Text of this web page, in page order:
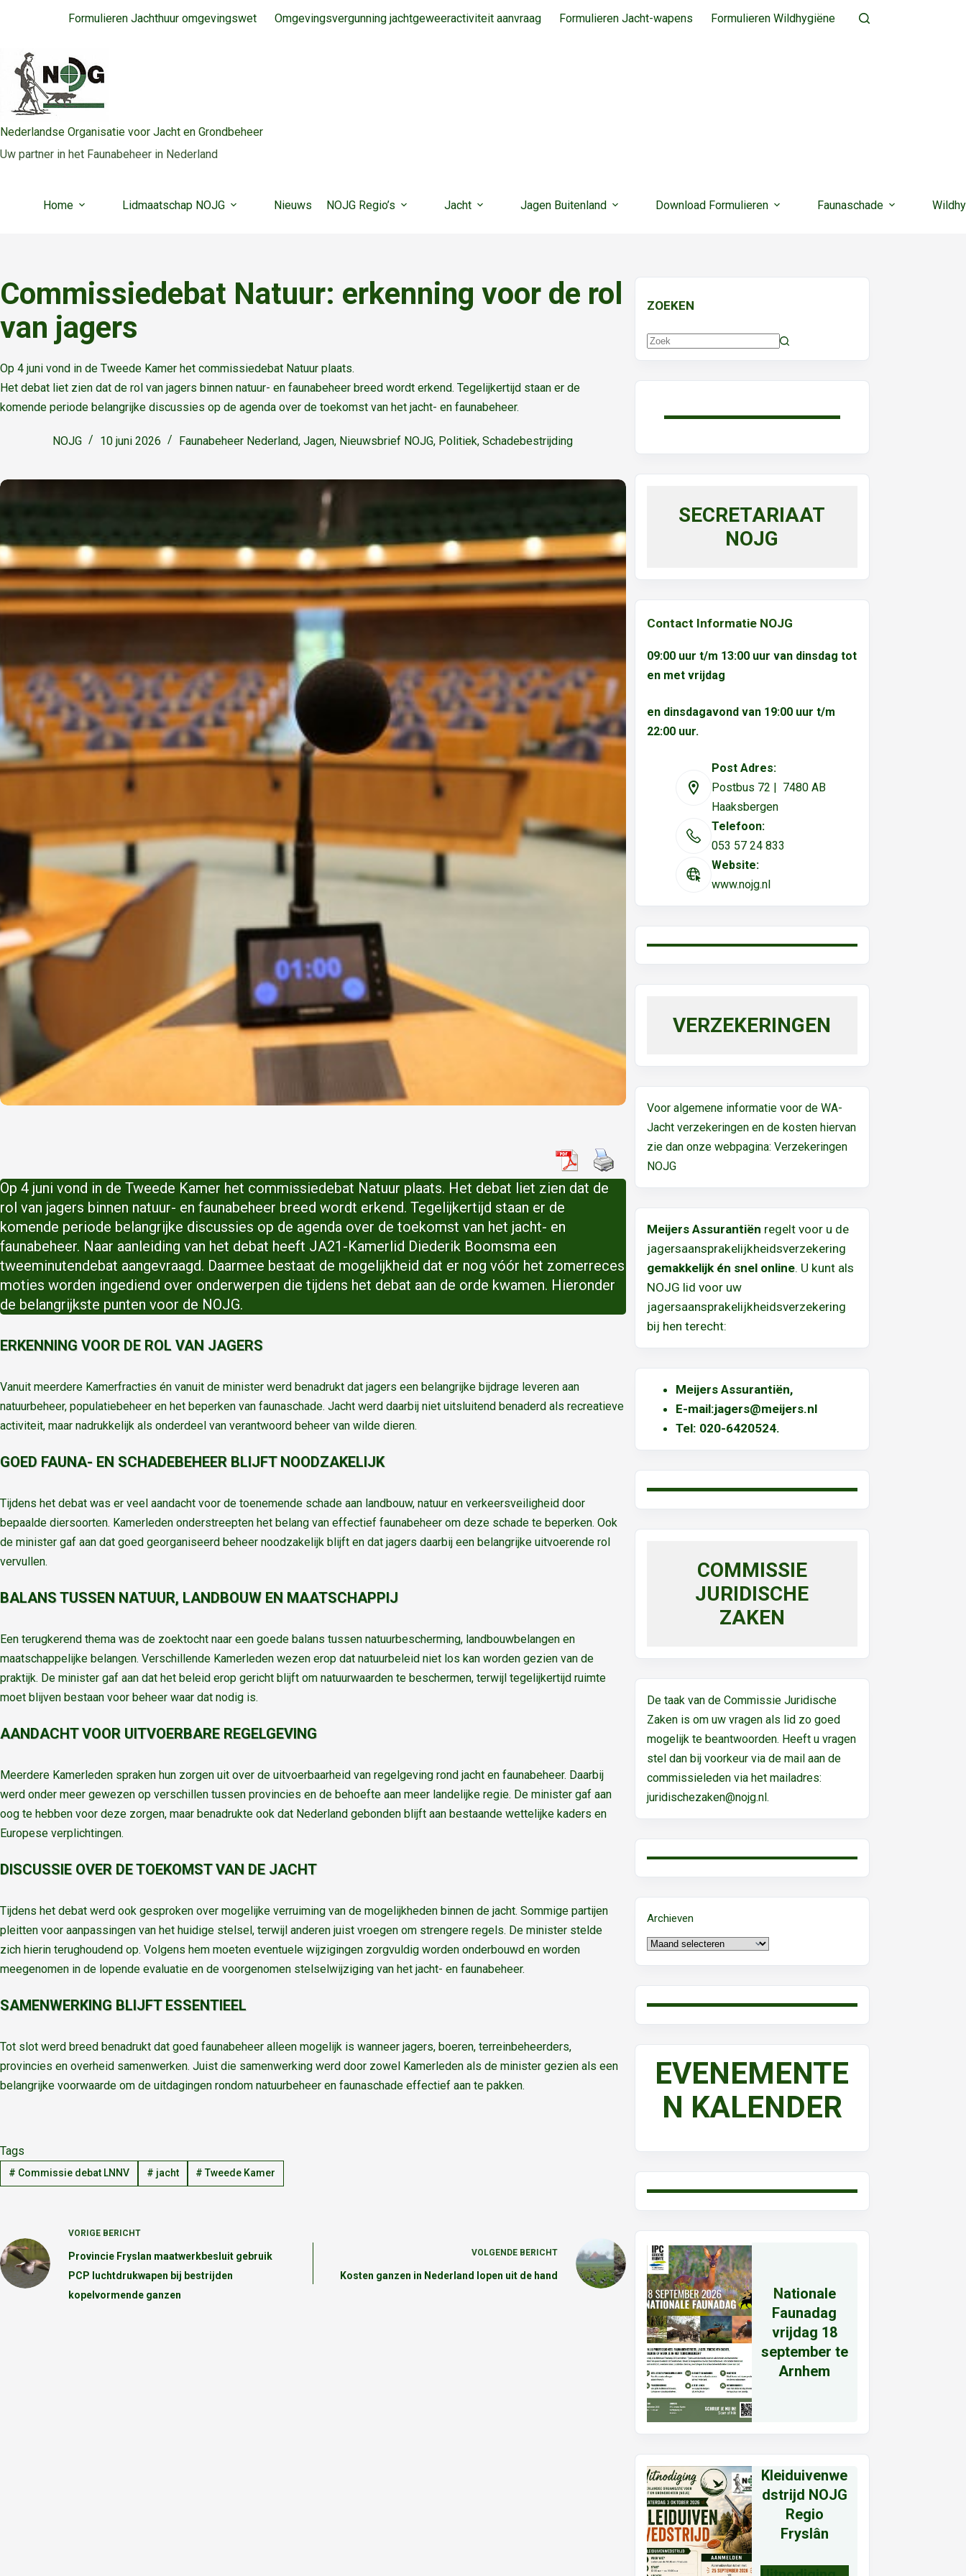
inhoud
Formulieren Jachthuur omgevingswet Omgevingsvergunning jachtgeweeractiviteit aanvraag Formulieren Jacht-wapens Formulieren Wildhygiëne
Nederlandse Organisatie voor Jacht en Grondbeheer
Uw partner in het Faunabeheer in Nederland
Home Lidmaatschap NOJG Nieuws NOJG Regio’s Jacht Jagen Buitenland Download Formulieren Faunaschade
Commissiedebat Natuur: erkenning voor de rol
van jagers
Op 4 juni vond in de Tweede Kamer het commissiedebat Natuur plaats.
Het debat liet zien dat de rol van jagers binnen natuur- en faunabeheer breed wordt erkend. Tegelijkertijd staan er de
komende periode belangrijke discussies op de agenda over de toekomst van het jacht- en faunabeheer.
NOJG 10 juni 2026 Faunabeheer Nederland, Jagen, Nieuwsbrief NOJG, Politiek, Schadebestrijding
Op 4 juni vond in de Tweede Kamer het commissiedebat Natuur plaats. Het debat liet zien dat de
rol van jagers binnen natuur- en faunabeheer breed wordt erkend. Tegelijkertijd staan er de
komende periode belangrijke discussies op de agenda over de toekomst van het jacht- en
faunabeheer. Naar aanleiding van het debat heeft JA21-Kamerlid Diederik Boomsma een
tweeminutendebat aangevraagd. Daarmee bestaat de mogelijkheid dat er nog vóór het zomerreces
moties worden ingediend over onderwerpen die tijdens het debat aan de orde kwamen. Hieronder
de belangrijkste punten voor de NOJG.
ERKENNING VOOR DE ROL VAN JAGERS
Vanuit meerdere Kamerfracties én vanuit de minister werd benadrukt dat jagers een belangrijke bijdrage leveren aan
natuurbeheer, populatiebeheer en het beperken van faunaschade. Jacht werd daarbij niet uitsluitend benaderd als recreatieve
activiteit, maar nadrukkelijk als onderdeel van verantwoord beheer van wilde dieren.
GOED FAUNA- EN SCHADEBEHEER BLIJFT NOODZAKELIJK
Tijdens het debat was er veel aandacht voor de toenemende schade aan landbouw, natuur en verkeersveiligheid door
bepaalde diersoorten. Kamerleden onderstreepten het belang van effectief faunabeheer om deze schade te beperken. Ook
de minister gaf aan dat goed georganiseerd beheer noodzakelijk blijft en dat jagers daarbij een belangrijke uitvoerende rol
vervullen.
BALANS TUSSEN NATUUR, LANDBOUW EN MAATSCHAPPIJ
Een terugkerend thema was de zoektocht naar een goede balans tussen natuurbescherming, landbouwbelangen en
maatschappelijke belangen. Verschillende Kamerleden wezen erop dat natuurbeleid niet los kan worden gezien van de
praktijk. De minister gaf aan dat het beleid erop gericht blijft om natuurwaarden te beschermen, terwijl tegelijkertijd ruimte
moet blijven bestaan voor beheer waar dat nodig is.
AANDACHT VOOR UITVOERBARE REGELGEVING
Meerdere Kamerleden spraken hun zorgen uit over de uitvoerbaarheid van regelgeving rond jacht en faunabeheer. Daarbij
werd onder meer gewezen op verschillen tussen provincies en de behoefte aan meer landelijke regie. De minister gaf aan
oog te hebben voor deze zorgen, maar benadrukte ook dat Nederland gebonden blijft aan bestaande wettelijke kaders en
Europese verplichtingen.
DISCUSSIE OVER DE TOEKOMST VAN DE JACHT
Tijdens het debat werd ook gesproken over mogelijke verruiming van de mogelijkheden binnen de jacht. Sommige partijen
pleitten voor aanpassingen van het huidige stelsel, terwijl anderen juist vroegen om strengere regels. De minister stelde
zich hierin terughoudend op. Volgens hem moeten eventuele wijzigingen zorgvuldig worden onderbouwd en worden
meegenomen in de lopende evaluatie en de voorgenomen stelselwijziging van het jacht- en faunabeheer.
SAMENWERKING BLIJFT ESSENTIEEL
Tot slot werd breed benadrukt dat goed faunabeheer alleen mogelijk is wanneer jagers, boeren, terreinbeheerders,
provincies en overheid samenwerken. Juist die samenwerking werd door zowel Kamerleden als de minister gezien als een
belangrijke voorwaarde om de uitdagingen rondom natuurbeheer en faunaschade effectief aan te pakken.
Tags
# Commissie debat LNNV # jacht #Tweede Kamer
VORIGE BERICHT
Provincie Fryslan maatwerkbesluit gebruik
PCP luchtdrukwapen bij bestrijden
kopelvormende ganzen
VOLGENDE BERICHT
Kosten ganzen in Nederland lopen uit de hand
ZOEKEN
Geen
SECRETARIAAT
NOJG
Contact Informatie NOJG
09:00 uur t/m 13:00 uur van dinsdag tot
en met vrijdag
en dinsdagavond van 19:00 uur t/m
22:00 uur.
Post Adres:
Postbus 72 | 7480 AB
Haaksbergen
Telefoon:
053 57 24 833
Website:
www.nojg.nl
VERZEKERINGEN
Voor algemene informatie voor de WA-
Jacht verzekeringen en de kosten hiervan
zie dan onze webpagina:Verzekeringen
NOJG
Meijers Assurantiën regelt voor u de
jagersaansprakelijkheidsverzekering
gemakkelijk én snel online. U kunt als
NOJG lid voor uw
jagersaansprakelijkheidsverzekering
bij hen terecht:
Meijers Assurantiën,
E-mail:jagers@meijers.nl
Tel: 020-6420524.
COMMISSIE
JURIDISCHE
ZAKEN
De taak van de Commissie Juridische
Zaken is om uw vragen als lid zo goed
mogelijk te beantwoorden. Heeft u vragen
stel dan bij voorkeur via de mail aan de
commissieleden via het mailadres:
juridischezaken@nojg.nl.
Archieven
EVENEMENTE
N KALENDER
Nationale
Faunadag
vrijdag 18
september te
Arnhem
Kleiduivenwe
dstrijd NOJG
Regio
Fryslân